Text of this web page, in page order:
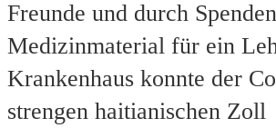
Freunde und durch
Medizinmaterial für ein
Krankenhaus konnte der
strengen haitianischen Zoll